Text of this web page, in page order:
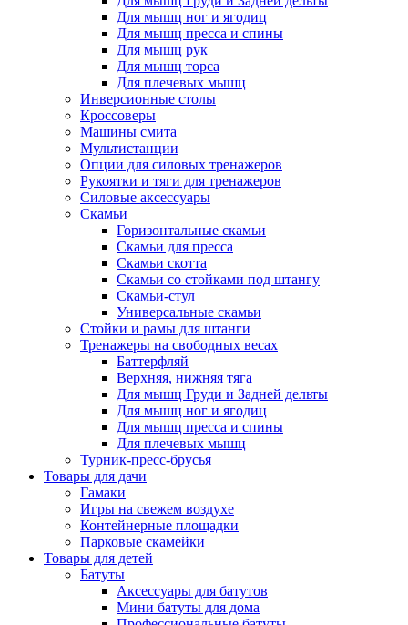
Для мышц ног и ягодиц
Для мышц пресса и спины
Для мышц рук
Для мышц торса
Для плечевых мышц
Инверсионные столы
Кроссоверы
Машины смита
Мультистанции
Опции для силовых тренажеров
Рукоятки и тяги для тренажеров
Силовые аксессуары
Скамьи
Горизонтальные скамьи
Скамьи для пресса
Скамьи скотта
Скамьи со стойками под штангу
Скамьи-стул
Универсальные скамьи
Стойки и рамы для штанги
Тренажеры на свободных весах
Баттерфляй
Верхняя, нижняя тяга
Для мышц Груди и Задней дельты
Для мышц ног и ягодиц
Для мышц пресса и спины
Для плечевых мышц
Турник-пресс-брусья
Товары для дачи
Гамаки
Игры на свежем воздухе
Контейнерные площадки
Парковые скамейки
Товары для детей
Батуты
Аксессуары для батутов
Мини батуты для дома